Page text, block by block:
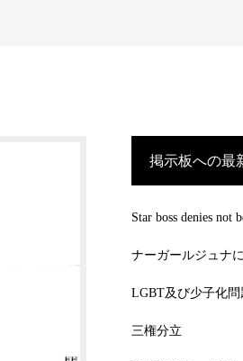
掲示板への最
Star boss denies not
ナーガールジュナ
LGBT及び少子化問
三権分立